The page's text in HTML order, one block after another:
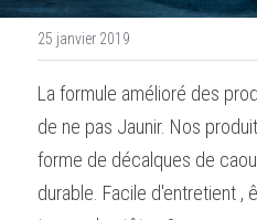
25 janvier 2019
La formule amélioré des
de ne pas Jaunir. Nos
forme de décalques de
durable. Facile d'entretient ,